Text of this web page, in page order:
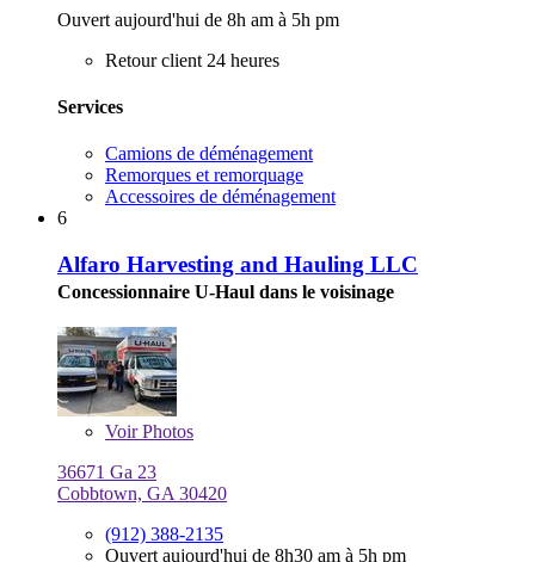
Ouvert aujourd'hui de 8h am à 5h pm
Retour client 24 heures
Services
Camions de déménagement
Remorques et remorquage
Accessoires de déménagement
6
Alfaro Harvesting and Hauling LLC
Concessionnaire U-Haul dans le voisinage
VoirPhotos
36671 Ga 23
Cobbtown, GA 30420
(912) 388-2135
Ouvert aujourd'hui de 8h30 am à 5h pm